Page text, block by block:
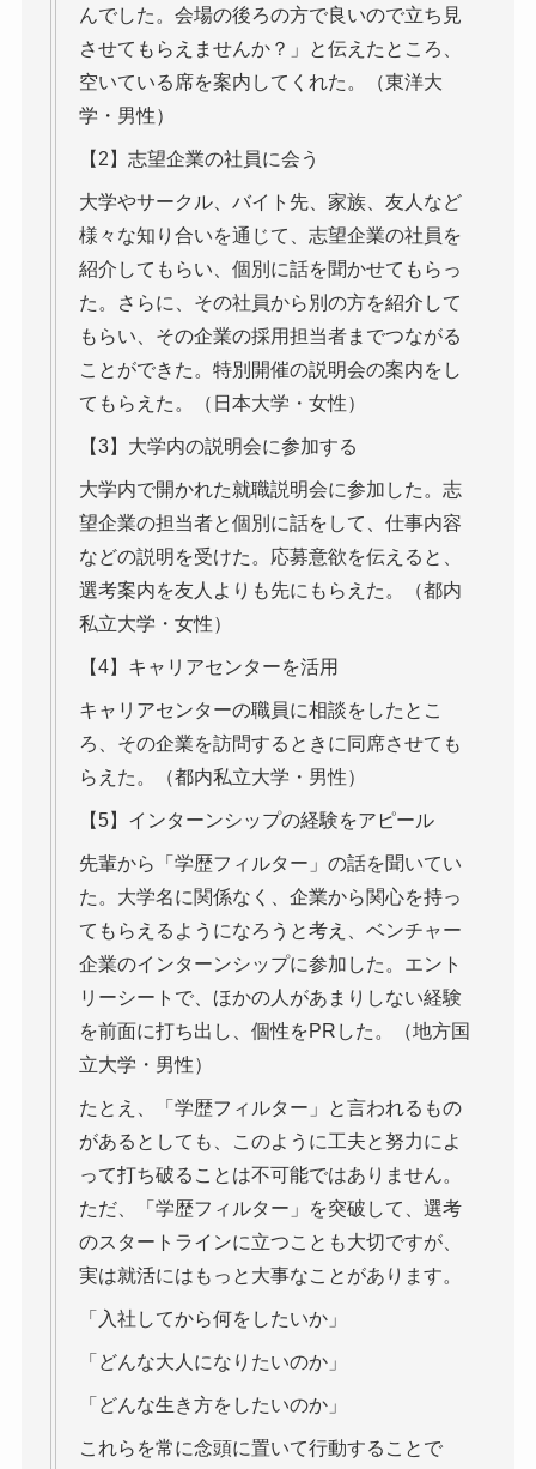
んでした。会場の後ろの方で良いので立ち見
させてもらえませんか？」と伝えたところ、
空いている席を案内してくれた。（東洋大
学・男性）
【2】志望企業の社員に会う
大学やサークル、バイト先、家族、友人など
様々な知り合いを通じて、志望企業の社員を
紹介してもらい、個別に話を聞かせてもらっ
た。さらに、その社員から別の方を紹介して
もらい、その企業の採用担当者までつながる
ことができた。特別開催の説明会の案内をし
てもらえた。（日本大学・女性）
【3】大学内の説明会に参加する
大学内で開かれた就職説明会に参加した。志
望企業の担当者と個別に話をして、仕事内容
などの説明を受けた。応募意欲を伝えると、
選考案内を友人よりも先にもらえた。（都内
私立大学・女性）
【4】キャリアセンターを活用
キャリアセンターの職員に相談をしたとこ
ろ、その企業を訪問するときに同席させても
らえた。（都内私立大学・男性）
【5】インターンシップの経験をアピール
先輩から「学歴フィルター」の話を聞いてい
た。大学名に関係なく、企業から関心を持っ
てもらえるようになろうと考え、ベンチャー
企業のインターンシップに参加した。エント
リーシートで、ほかの人があまりしない経験
を前面に打ち出し、個性をPRした。（地方国
立大学・男性）
たとえ、「学歴フィルター」と言われるもの
があるとしても、このように工夫と努力によ
って打ち破ることは不可能ではありません。
ただ、「学歴フィルター」を突破して、選考
のスタートラインに立つことも大切ですが、
実は就活にはもっと大事なことがあります。
「入社してから何をしたいか」
「どんな大人になりたいのか」
「どんな生き方をしたいのか」
これらを常に念頭に置いて行動することで